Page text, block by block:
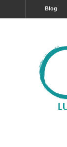
blog